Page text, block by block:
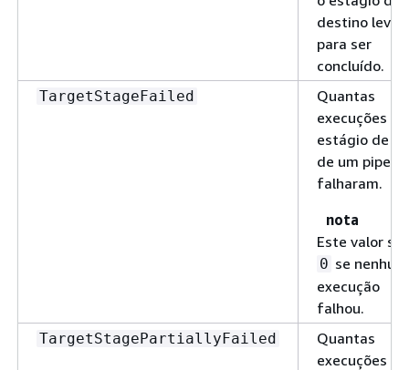
destino levou
para ser
concluído.
TargetStageFailed
Quantas
execuções do
estágio de
de um pipe
falharam.
nota
Este valor
0 se
execução
falhou.
TargetStagePartiallyFailed
Quantas
execuções do